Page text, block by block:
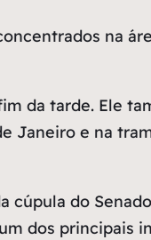
na
da tarde. Ele
Janeiro e na
do
dos